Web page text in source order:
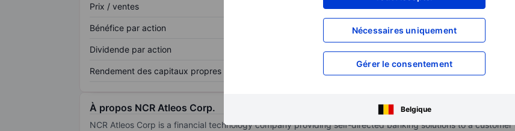
Nécessaires uniquement
Gérer le consentement
Belgique
Prix / ventes
Bénéfice par action XXXXXXX
Dividende par action XXXXXXX
Rendement des capitaux propres XXXXXXX
pour
À propos NCR Atleos Corp.
NCR Atleos Corp is a financial technology company providing self-directed banking solutions to a